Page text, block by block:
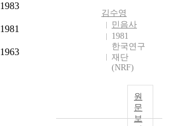
1983
1981
1963
김수영
민음사
1981
한국연구
재단
(NRF)
원
문
보